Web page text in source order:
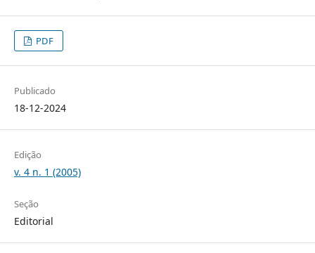
PDF
Publicado
18-12-2024
Edição
v. 4 n. 1 (2005)
Seção
Editorial